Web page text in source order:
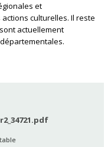
et
culturelles. Il reste
actuellement